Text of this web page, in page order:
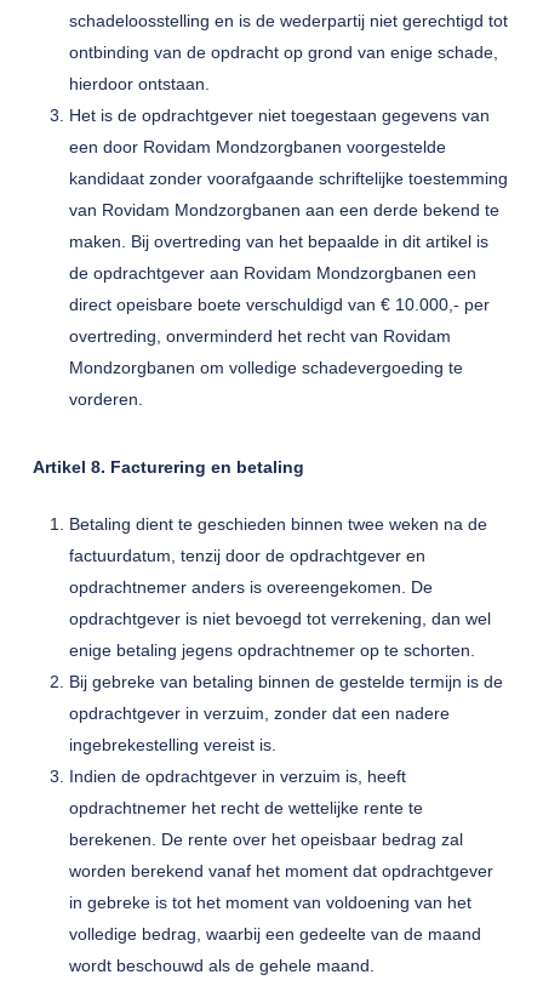
schadeloosstelling en is de wederpartij niet gerechtigd tot
ontbinding van de opdracht op grond van enige schade,
hierdoor ontstaan.
Het is de opdrachtgever niet toegestaan gegevens van
een door Rovidam Mondzorgbanen voorgestelde
kandidaat zonder voorafgaande schriftelijke toestemming
van Rovidam Mondzorgbanen aan een derde bekend te
maken. Bij overtreding van het bepaalde in dit artikel is
de opdrachtgever aan Rovidam Mondzorgbanen een
direct opeisbare boete verschuldigd van € 10.000,- per
overtreding, onverminderd het recht van Rovidam
Mondzorgbanen om volledige schadevergoeding te
vorderen.
Artikel 8. Facturering en betaling
Betaling dient te geschieden binnen twee weken na de
factuurdatum, tenzij door de opdrachtgever en
opdrachtnemer anders is overeengekomen. De
opdrachtgever is niet bevoegd tot verrekening, dan wel
enige betaling jegens opdrachtnemer op te schorten.
Bij gebreke van betaling binnen de gestelde termijn is de
opdrachtgever in verzuim, zonder dat een nadere
ingebrekestelling vereist is.
Indien de opdrachtgever in verzuim is, heeft
opdrachtnemer het recht de wettelijke rente te
berekenen. De rente over het opeisbaar bedrag zal
worden berekend vanaf het moment dat opdrachtgever
in gebreke is tot het moment van voldoening van het
volledige bedrag, waarbij een gedeelte van de maand
wordt beschouwd als de gehele maand.